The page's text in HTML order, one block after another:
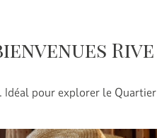
Rive
Idéal pour explorer le Quartier